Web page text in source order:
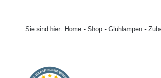
Sie sind hier: Home Shop Glühlampen